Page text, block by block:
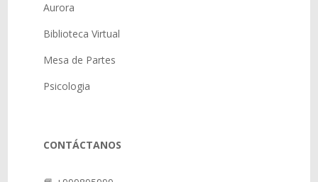
Aurora
Biblioteca Virtual
Mesa de Partes
Psicologia
CONTÁCTANOS